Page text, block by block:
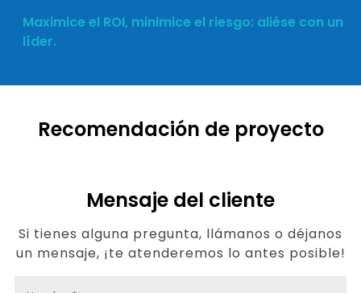
Maximice el ROI, minimice el riesgo: aliése con un
líder.
Recomendación de proyecto
Mensaje del cliente
Si tienes alguna pregunta, llámanos o déjanos
un mensaje, ¡te atenderemos lo antes posible!